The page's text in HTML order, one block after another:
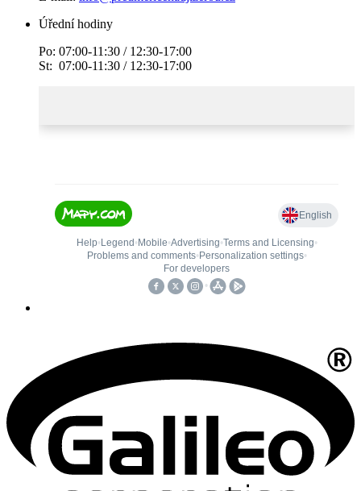
Úřední hodiny
Po: 07:00-11:30 / 12:30-17:00
St: 07:00-11:30 / 12:30-17:00